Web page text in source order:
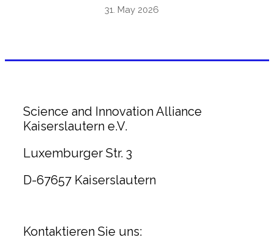
31. May 2026
Science and Innovation Alliance
Kaiserslautern e.V.
Luxemburger Str. 3
D-67657 Kaiserslautern
Kontaktieren Sie uns: